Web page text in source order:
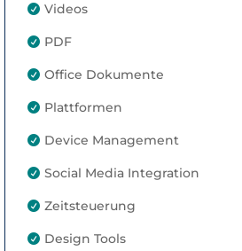
 Videos
 PDF
 Office Dokumente
 Plattformen
 Device Management
 Social Media Integration
 Zeitsteuerung
 Design Tools